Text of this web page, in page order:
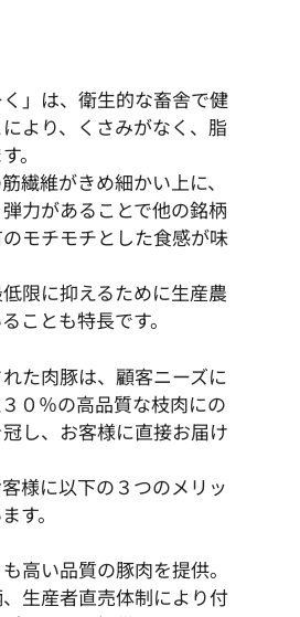
く」は、衛生的な畜舎で健
より、くさみがなく、脂
。
繊維がきめ細かい上に、
力があることで他の銘柄
モチモチとした食感が味
限に抑えるために生産農
ことも特長です。
た肉豚は、顧客ニーズに
０％の高品質な枝肉にの
し、お客様に直接お届け
様に以下の３つのメリッ
す。
高い品質の豚肉を提供。
生産者直売体制により付